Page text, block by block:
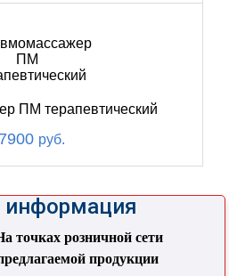
ПМ терапевтический
руб.
информация
розничной сети
продукции